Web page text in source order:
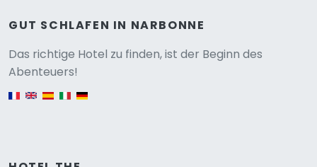
GUT SCHLAFEN IN NARBONNE
Das richtige Hotel zu finden, ist der Beginn des
Abenteuers!